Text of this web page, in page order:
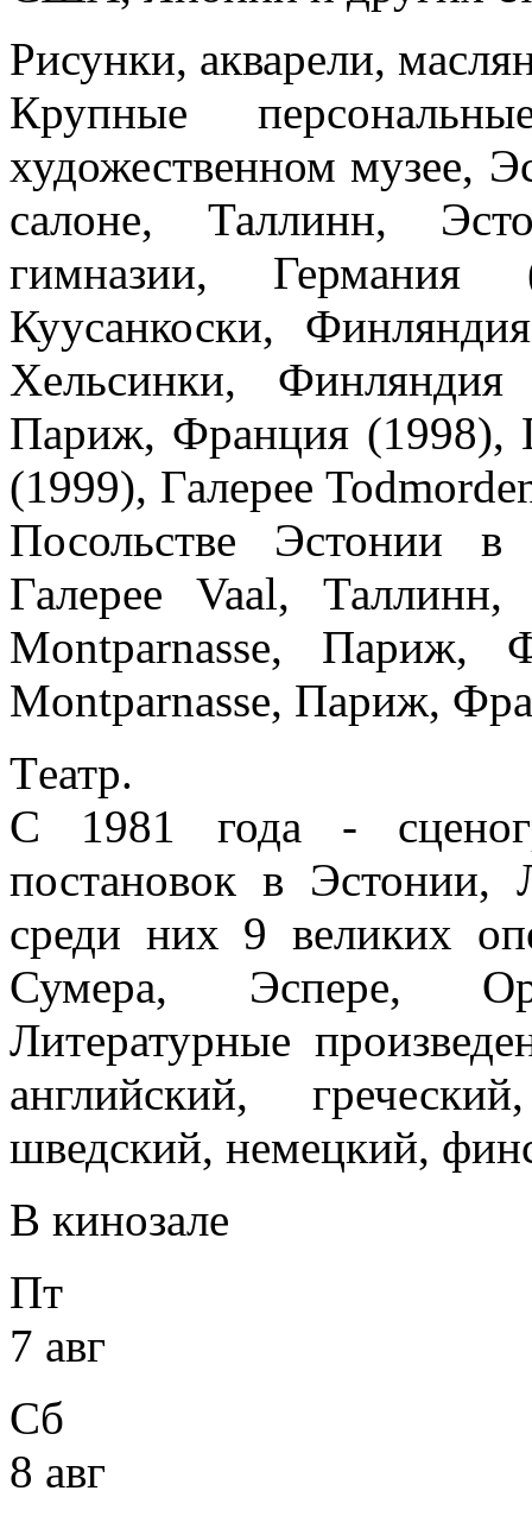
Рисунки, акварели,
Крупные
художественном музее,
салоне, Таллинн,
гимназии, Германия
Куусанкоски,
Хельсинки,
Париж, Франция (1998),
(1999), Галерее
Посольстве Эстонии
Галерее Vaal,
Montparnasse, Париж,
Montparnasse, Париж,
Tеатр.
С 1981 года -
постановок в
среди них 9 великих
Сумера, Эспере,
Литературные
английский,
шведский, немецкий,
В кинозале
Пт
7 авг
Сб
8 авг